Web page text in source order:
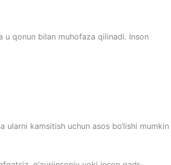
u qonun bilan muhofaza qilinadi. Inson
ularni kamsitish uchun asos bo‘lishi mumkin